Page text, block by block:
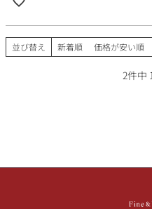
その他
並び替え 新着順 価格が安い順
2件中 1